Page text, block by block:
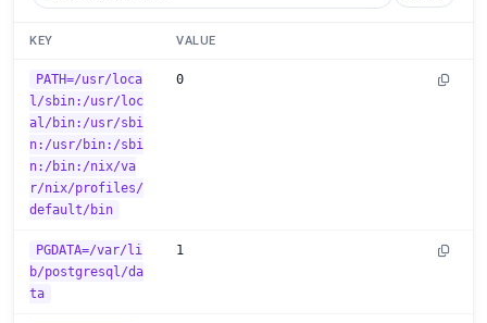
KEY VALUE
PATH=/usr/loca
l/sbin:/usr/loc
al/bin:/usr/sbi
n:/usr/bin:/sbi
n:/bin:/nix/va
r/nix/profiles/
default/bin
0
PGDATA=/var/li
b/postgresql/da
ta
1